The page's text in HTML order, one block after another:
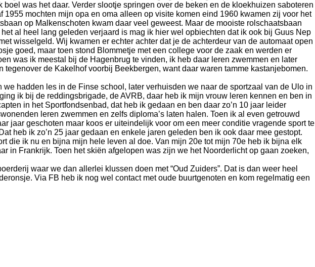
was het daar. Verder slootje springen over de beken en de kloekhuizen saboteren
mochten mijn opa en oma alleen op visite komen eind 1960 kwamen zij voor het
op Malkenschoten kwam daar veel geweest. Maar de mooiste rolschaatsbaan
al heel lang geleden verjaard is mag ik hier wel opbiechten dat ik ook bij Guus Nep
wisselgeld. Wij kwamen er echter achter dat je de achterdeur van de automaat open
goed, maar toen stond Blommetje met een college voor de zaak en werden er
was ik meestal bij de Hagenbrug te vinden, ik heb daar leren zwemmen en later
de Kakelhof voorbij Beekbergen, want daar waren tamme kastanjebomen.
hadden les in de Finse school, later verhuisden we naar de sportzaal van de Ulo in
ging ik bij de reddingsbrigade, de AVRB, daar heb ik mijn vrouw leren kennen en ben in
in het Sportfondsenbad, dat heb ik gedaan en ben daar zo’n 10 jaar leider
leren zwemmen en zelfs diploma’s laten halen. Toen ik al even getrouwd
jaar geschoten maar koos er uiteindelijk voor om een meer conditie vragende sport te
heb ik zo’n 25 jaar gedaan en enkele jaren geleden ben ik ook daar mee gestopt.
die ik nu en bijna mijn hele leven al doe. Van mijn 20e tot mijn 70e heb ik bijna elk
in Frankrijk. Toen het skiën afgelopen was zijn we het Noorderlicht op gaan zoeken,
waar we dan allerlei klussen doen met “Oud Zuiders”. Dat is dan weer heel
Via FB heb ik nog wel contact met oude buurtgenoten en kom regelmatig een